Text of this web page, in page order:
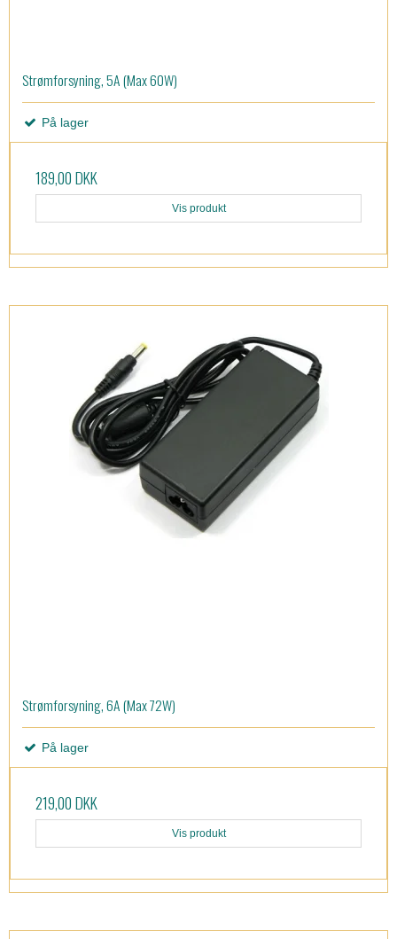
Strømforsyning, 5A (Max 60W)
På lager
189,00 DKK
Vis produkt
Strømforsyning, 6A (Max 72W)
På lager
219,00 DKK
Vis produkt